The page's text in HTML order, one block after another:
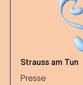
Strauss am Tun
Presse